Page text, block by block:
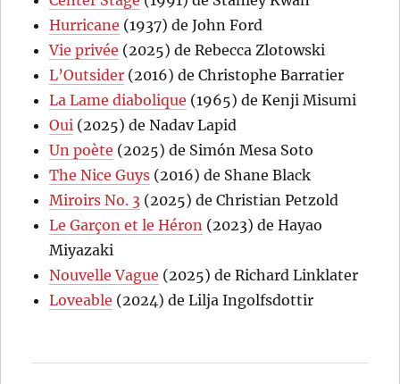
Hurricane (1937) de John Ford
Vie privée (2025) de Rebecca Zlotowski
L’Outsider (2016) de Christophe Barratier
La Lame diabolique (1965) de Kenji Misumi
Oui (2025) de Nadav Lapid
Un poète (2025) de Simón Mesa Soto
The Nice Guys (2016) de Shane Black
Miroirs No. 3 (2025) de Christian Petzold
Le Garçon et le Héron (2023) de Hayao
Miyazaki
Nouvelle Vague (2025) de Richard Linklater
Loveable (2024) de Lilja Ingolfsdottir